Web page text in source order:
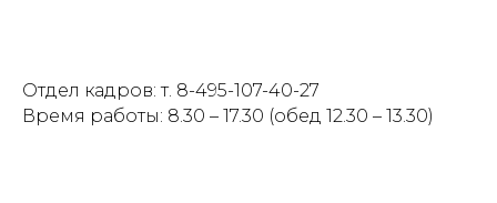
Отдел кадров: т. 8-495-107-40-27
Время работы: 8.30 – 17.30 (обед 12.30 – 13.30)